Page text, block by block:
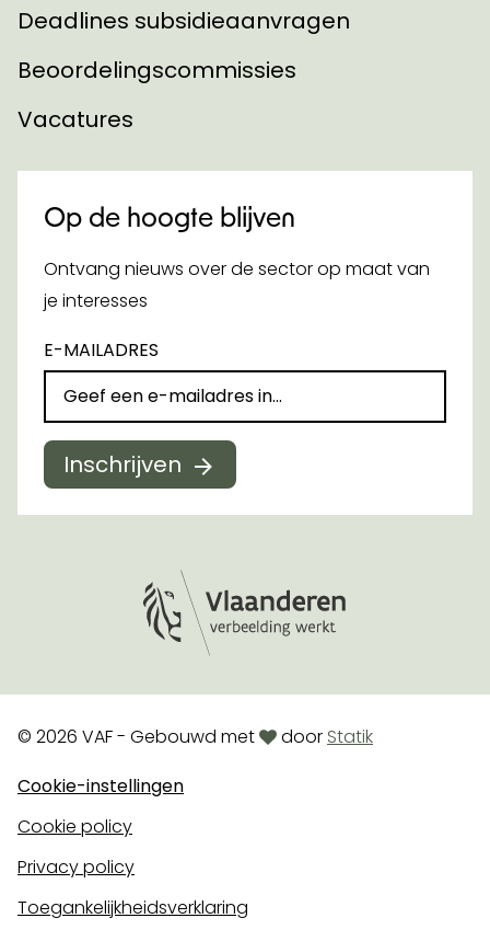
Deadlines subsidieaanvragen
Beoordelingscommissies
Vacatures
Op de hoogte blijven
Ontvang nieuws over de sector op maat van
je interesses
E-MAILADRES
Inschrijven
© 2026 VAF - Gebouwd metlovedoor Statik
Cookie-instellingen
Cookie policy
Privacy policy
Toegankelijkheidsverklaring